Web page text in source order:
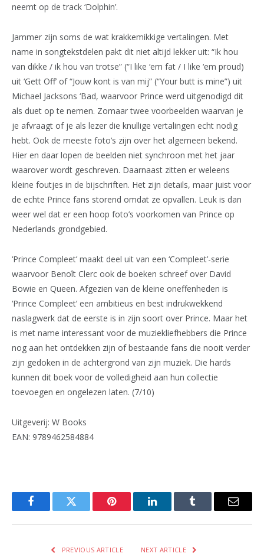
neemt op de track ‘Dolphin’.
Jammer zijn soms de wat krakkemikkige vertalingen. Met
name in songtekstdelen pakt dit niet altijd lekker uit: “Ik hou
van dikke / ik hou van trotse” (“I like ‘em fat / I like ‘em proud)
uit ‘Gett Off’ of “Jouw kont is van mij” (“Your butt is mine”) uit
Michael Jacksons ‘Bad, waarvoor Prince werd uitgenodigd dit
als duet op te nemen. Zomaar twee voorbeelden waarvan je
je afvraagt of je als lezer die knullige vertalingen echt nodig
hebt. Ook de meeste foto’s zijn over het algemeen bekend.
Hier en daar lopen de beelden niet synchroon met het jaar
waarover wordt geschreven. Daarnaast zitten er weleens
kleine foutjes in de bijschriften. Het zijn details, maar juist voor
de echte Prince fans storend omdat ze opvallen. Leuk is dan
weer wel dat er een hoop foto’s voorkomen van Prince op
Nederlands grondgebied.
‘Prince Compleet’ maakt deel uit van een ‘Compleet’-serie
waarvoor Benoît Clerc ook de boeken schreef over David
Bowie en Queen. Afgezien van de kleine oneffenheden is
‘Prince Compleet’ een ambitieus en best indrukwekkend
naslagwerk dat de eerste is in zijn soort over Prince. Maar het
is met name interessant voor de muziekliefhebbers die Prince
nog aan het ontdekken zijn of bestaande fans die nooit verder
zijn gedoken in de achtergrond van zijn muziek. Die hards
kunnen dit boek voor de volledigheid aan hun collectie
toevoegen en ongelezen laten. (7/10)
Uitgeverij: W Books
EAN: 9789462584884
FacebookTwitter Pinterest LinkedInTumblr Email
PREVIOUS ARTICLE NEXT ARTICLE